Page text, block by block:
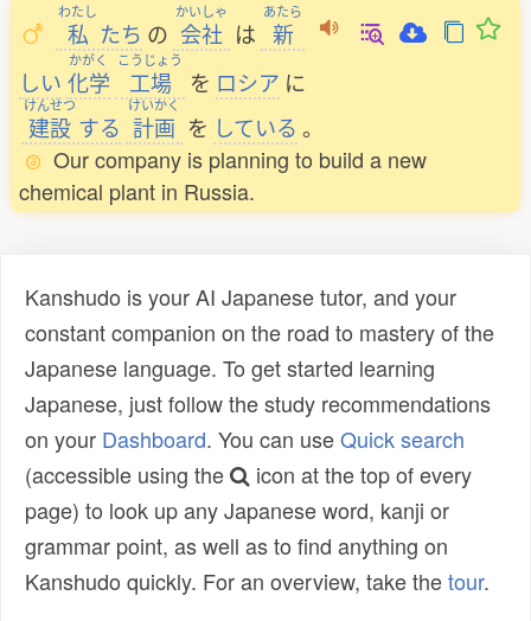
わたし
私 たち の
かいしゃ
会社 は
あたら
新
しい
かがく
化学
こうじょう
工場 を ロシア に
けんせつ
建設 する
けいかく
計画 を している 。
Our company is planning to build a new
chemical plant in Russia.
Kanshudo is your AI Japanese tutor, and your
constant companion on the road to mastery of the
Japanese language. To get started learning
Japanese, just follow the study recommendations
on your Dashboard. You can useQuick search
(accessible using the
icon at the top of every
page) to look up any Japanese word, kanji or
grammar point, as well as to find anything on
Kanshudo quickly. For an overview, take thetour.